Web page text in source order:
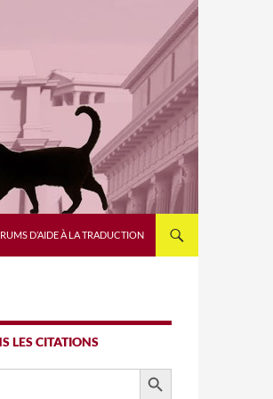
D’AIDE À LA TRADUCTION
LES CITATIONS
SEARCH BUTTON